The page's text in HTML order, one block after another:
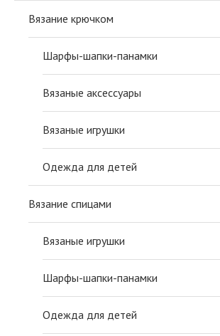
Вязание крючком
Шарфы-шапки-панамки
Вязаные аксессуары
Вязаные игрушки
Одежда для детей
Вязание спицами
Вязаные игрушки
Шарфы-шапки-панамки
Одежда для детей